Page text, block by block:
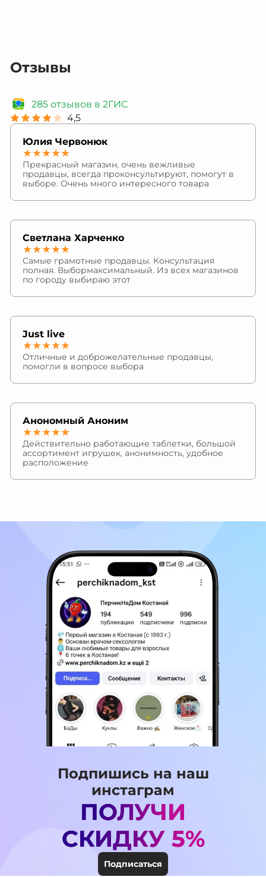
Отзывы
285 отзывов в 2ГИС
4,5
Юлия Червонюк
★★★★★
Прекрасный магазин, очень вежливые
продавцы, всегда проконсультируют, помогут в
выборе. Очень много интересного товара
Светлана Харченко
★★★★★
Самые грамотные продавцы. Консультация
полная. Выбормаксимальный. Из всех магазинов
по городу выбираю этот
Just live
★★★★★
Отличные и доброжелательные продавцы,
помогли в вопросе выбора
Анономный Аноним
★★★★★
Действительно работающие таблетки, большой
ассортимент игрушек, анонимность, удобное
расположение
Подпишись на наш
инстаграм
ПОЛУЧИ
СКИДКУ 5%
Подписаться